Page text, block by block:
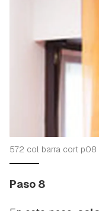
572 col barra cort p08
Paso 8